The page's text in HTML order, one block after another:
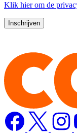
Klik hierom de